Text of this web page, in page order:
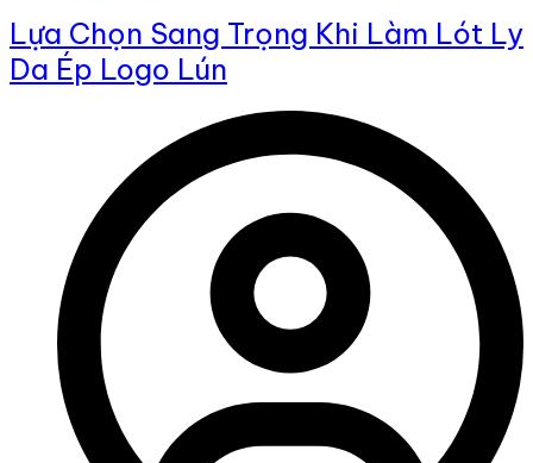
Lựa Chọn Sang Trọng Khi Làm Lót Ly
Da Ép Logo Lún